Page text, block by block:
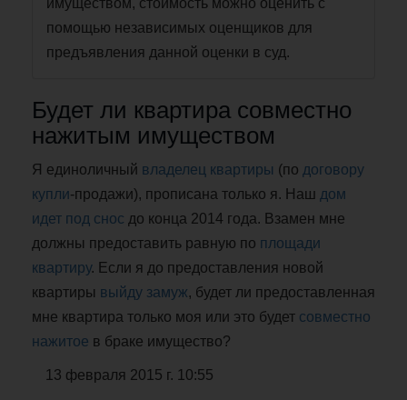
имуществом, стоимость можно оценить с
помощью независимых оценщиков для
предъявления данной оценки в суд.
Будет ли квартира совместно
нажитым имуществом
Я единоличный владелец квартиры (по договору
купли-продажи), прописана только я. Наш дом
идет под снос до конца 2014 года. Взамен мне
должны предоставить равную по площади
квартиру. Если я до предоставления новой
квартиры выйду замуж, будет ли предоставленная
мне квартира только моя или это будет совместно
нажитое в браке имущество?
13 февраля 2015 г. 10:55